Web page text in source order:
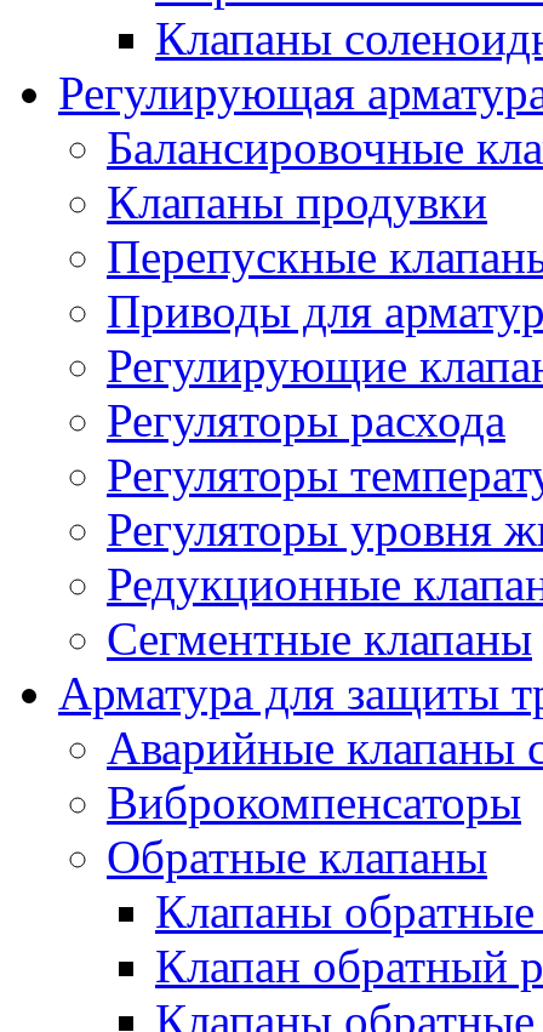
Клапаны
Регулирующая
Балансировочные
Клапаны продувки
Перепускные
Приводы для
Регулирующие
Регуляторы расхода
Регуляторы
Регуляторы уровня
Редукционные
Сегментные клапаны
Арматура для защиты
Аварийные клапаны
Виброкомпенсаторы
Обратные клапаны
Клапаны
Клапан обратный
Клапаны